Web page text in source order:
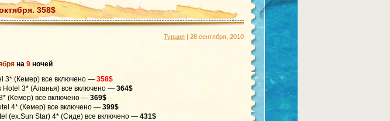
358$
Турция | 28 сентября, 2010
на 9 ночей
3* (Кемер) все включено — 358$
Hotel 3* (Аланья) все включено — 364$
3* (Кемер) все включено — 369$
4* (Кемер) все включено — 399$
(ex.Sun Star) 4* (Сиде) все включено — 431$